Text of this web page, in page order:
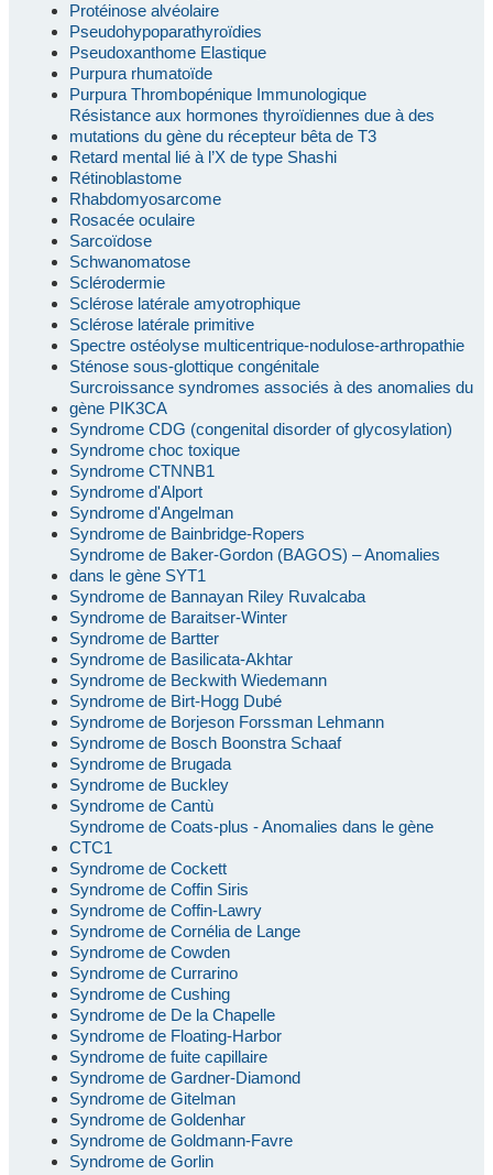
Protéinose alvéolaire
Pseudohypoparathyroïdies
Pseudoxanthome Elastique
Purpura rhumatoïde
Purpura Thrombopénique Immunologique
Résistance aux hormones thyroïdiennes due à des
mutations du gène du récepteur bêta de T3
Retard mental lié à l’X de type Shashi
Rétinoblastome
Rhabdomyosarcome
Rosacée oculaire
Sarcoïdose
Schwanomatose
Sclérodermie
Sclérose latérale amyotrophique
Sclérose latérale primitive
Spectre ostéolyse multicentrique-nodulose-arthropathie
Sténose sous-glottique congénitale
Surcroissance syndromes associés à des anomalies du
gène PIK3CA
Syndrome CDG (congenital disorder of glycosylation)
Syndrome choc toxique
Syndrome CTNNB1
Syndrome d'Alport
Syndrome d'Angelman
Syndrome de Bainbridge-Ropers
Syndrome de Baker-Gordon (BAGOS) – Anomalies
dans le gène SYT1
Syndrome de Bannayan Riley Ruvalcaba
Syndrome de Baraitser-Winter
Syndrome de Bartter
Syndrome de Basilicata-Akhtar
Syndrome de Beckwith Wiedemann
Syndrome de Birt-Hogg Dubé
Syndrome de Borjeson Forssman Lehmann
Syndrome de Bosch Boonstra Schaaf
Syndrome de Brugada
Syndrome de Buckley
Syndrome de Cantù
Syndrome de Coats-plus - Anomalies dans le gène
CTC1
Syndrome de Cockett
Syndrome de Coffin Siris
Syndrome de Coffin-Lawry
Syndrome de Cornélia de Lange
Syndrome de Cowden
Syndrome de Currarino
Syndrome de Cushing
Syndrome de De la Chapelle
Syndrome de Floating-Harbor
Syndrome de fuite capillaire
Syndrome de Gardner-Diamond
Syndrome de Gitelman
Syndrome de Goldenhar
Syndrome de Goldmann-Favre
Syndrome de Gorlin